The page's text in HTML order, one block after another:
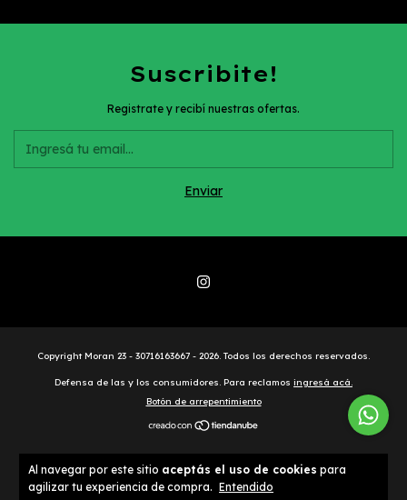
Al navegar por este sitio aceptás el uso de cookies para
agilizar tu experiencia de compra. Entendido
Suscribite!
Registrate y recibí nuestras ofertas.
Copyright Moran 23 - 30716163667 - 2026. Todos los derechos reservados.
Defensa de las y los consumidores. Para reclamos ingresá acá.
Botón de arrepentimiento